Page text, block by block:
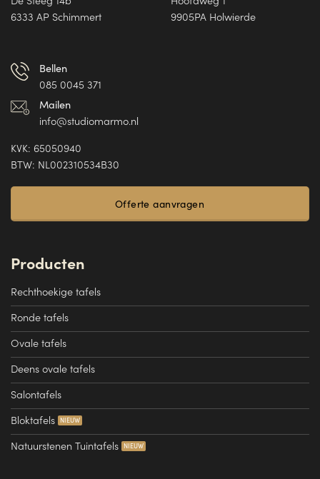
6333 AP Schimmert
9905PA Holwierde
Bellen
085 0045 371
Mailen
info@studiomarmo.nl
KVK: 65050940
BTW: NL002310534B30
Offerte aanvragen
Producten
Rechthoekige tafels
Ronde tafels
Ovale tafels
Deens ovale tafels
Salontafels
Bloktafels
Natuurstenen Tuintafels